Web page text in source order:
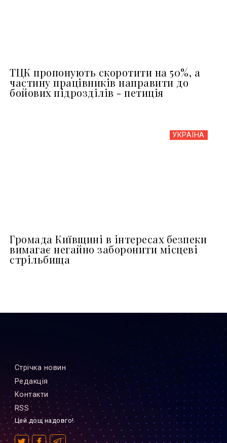
ТЦК пропонують скоротити на 50%, а
частину працівників направити до
бойових підрозділів - петиція
УКРАЇНА
Громада Київщині в інтересах безпеки
вимагає негайно заборонити місцеві
стрільбища
Стрiчка новин
Редакцiя
Контакти
RSS
Цей дощ надовго!